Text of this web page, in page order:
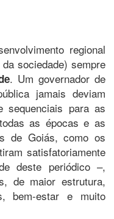
regional
sociedade) sempre
. Um governador de
jamais deviam
sequenciais para as
as épocas e as
de Goiás, como os
satisfatoriamente
deste periódico –,
de maior estrutura,
bem-estar e muito